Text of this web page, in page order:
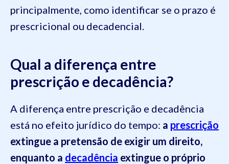
principalmente, como identificar se o prazo é
prescricional ou decadencial.
Qual a diferença entre
prescrição e decadência?
A diferença entre prescrição e decadência
está no efeito jurídico do tempo: a prescrição
extingue a pretensão de exigir um direito,
enquanto a decadência extingue o próprio